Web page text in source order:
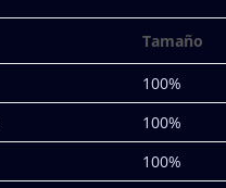
Tamaño
100%
100%
100%